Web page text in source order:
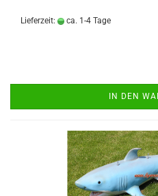
Lieferzeit: ca. 1-4 Tage
IN DEN